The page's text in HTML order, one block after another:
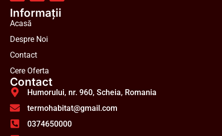
Informații
Acasă
Despre Noi
Contact
Cere Oferta
Contact
Humorului, nr. 960, Scheia, Romania
termohabitat@gmail.com
0374650000